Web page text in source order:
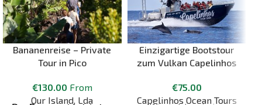
Bananenreise – Private
Tour in Pico
€130.00 From
Our Island, Lda
Einzigartige Bootstour
zum Vulkan Capelinhos
€75.00
Capelinhos Ocean Tours